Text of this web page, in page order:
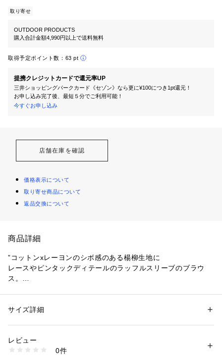
取り寄せ
OUTDOOR PRODUCTS
購入合計金額4,990円以上で送料無料
取得予定ポイント数： 63 pt
提携クレジットカードで還元率UP
三井ショッピングパークカード《セゾン》なら更に¥100につき1pt還元！
お申し込み完了後、最短５分でご利用可能！
今すぐお申し込み
店舗在庫を確認
価格表示について
取り寄せ商品について
返品交換について
商品詳細
”コットンxレーヨンのシボ感のある楊柳生地に
レースやピンタックディテールのラッフルスリーブのブラウ
ス。
れ、
”
性別：レディース
素材：本体:綿57%、レーヨン43% レース:綿100%
洗濯：本体:手洗い可能、製品洗い、インド製品（全般）、レーヨン・キ
ュプラ製品、縫目開き・目寄れ、楊柳
サイズ詳細
レビュー
0件